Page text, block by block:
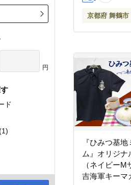
円
ド
京都府 舞鶴市
『ひみつ基
ム』オリジナ
（ネイビーM
吉海軍キーマ